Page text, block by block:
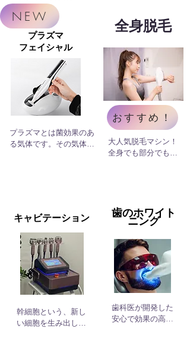
プラズマ
フェイシャル
プラズマとは菌効果のあ
る気体です。その気体を
ン肌に導きます。また細
胞の隙間を開け美容液の
浸透力をぐんと高めま
す。プラズマ使用後に防
腐剤フリーの美容液を使
うことで、肌の奥まで美
容液成分を浸透させま
​全身脱毛
おすすめ！
大人気脱毛マシン！
全身でも部分でも男
じゃ難しい背中など
はお友達など２名＊
きます（２名は60分
都度払い）
NEW
キャビテーション
幹細胞という、新し
い細胞を生み出し、
歯のホワイト
ニング
歯科医が開発した
安心で効果の高い